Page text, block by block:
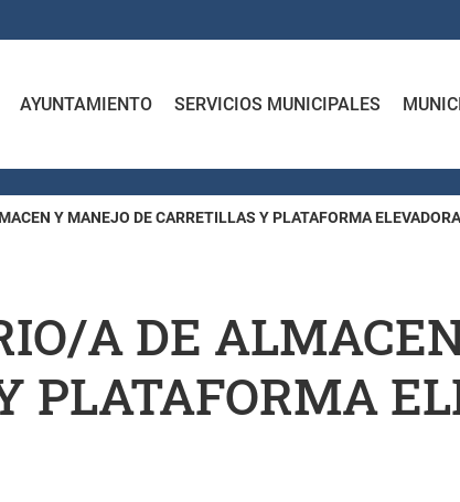
AYUNTAMIENTO SERVICIOS MUNICIPALES
Y MANEJO DE CARRETILLAS Y PLATAFORMA ELEVADORA
A DE
PLATAFORMA